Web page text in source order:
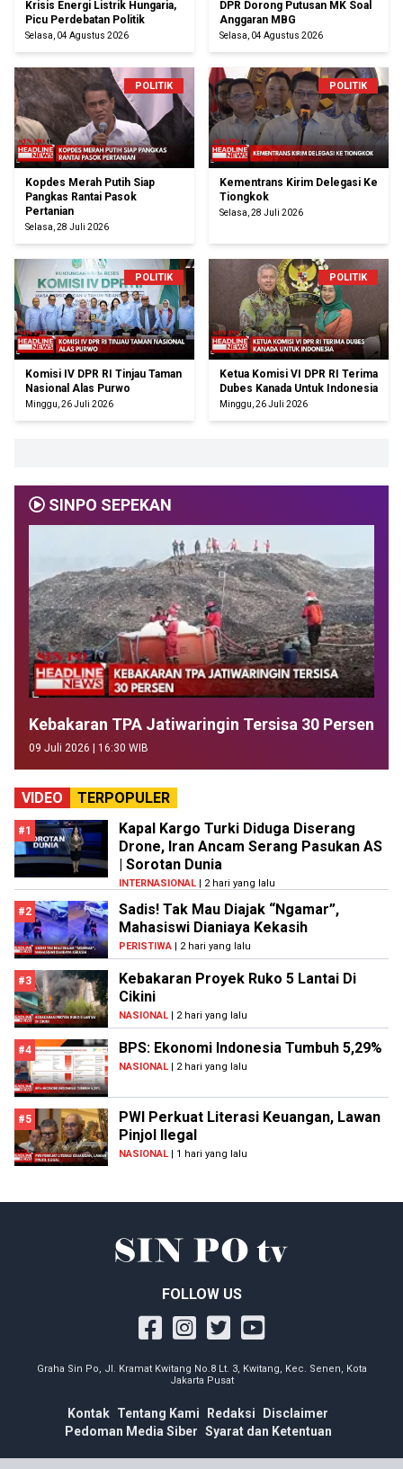
Krisis Energi Listrik Hungaria,
Picu Perdebatan Politik
Selasa, 04 Agustus 2026
DPR Dorong Putusan MK Soal
Anggaran MBG
Selasa, 04 Agustus 2026
POLITIK
Kopdes Merah Putih Siap
Pangkas Rantai Pasok
Pertanian
Selasa, 28 Juli 2026
POLITIK
Kementrans Kirim Delegasi Ke
Tiongkok
Selasa, 28 Juli 2026
POLITIK
Komisi IV DPR RI Tinjau Taman
Nasional Alas Purwo
Minggu, 26 Juli 2026
POLITIK
Ketua Komisi VI DPR RI Terima
Dubes Kanada Untuk Indonesia
Minggu, 26 Juli 2026
SINPO SEPEKAN
Kebakaran TPA Jatiwaringin Tersisa 30 Persen
09 Juli 2026 | 16:30 WIB
VIDEO TERPOPULER
#1
Kapal Kargo Turki Diduga Diserang
Drone, Iran Ancam Serang Pasukan AS
| Sorotan Dunia
INTERNASIONAL | 2 hari yang lalu
#2
Sadis! Tak Mau Diajak “Ngamar”,
Mahasiswi Dianiaya Kekasih
PERISTIWA | 2 hari yang lalu
#3
Kebakaran Proyek Ruko 5 Lantai Di
Cikini
NASIONAL | 2 hari yang lalu
#4 BPS: Ekonomi Indonesia Tumbuh 5,29%
NASIONAL | 2 hari yang lalu
#5
PWI Perkuat Literasi Keuangan, Lawan
Pinjol Ilegal
NASIONAL | 1 hari yang lalu
FOLLOW US
Graha Sin Po, Jl. Kramat Kwitang No.8 Lt. 3, Kwitang, Kec. Senen, Kota
Jakarta Pusat
Kontak Tentang Kami Redaksi
Disclaimer
Pedoman Media Siber Syarat dan Ketentuan